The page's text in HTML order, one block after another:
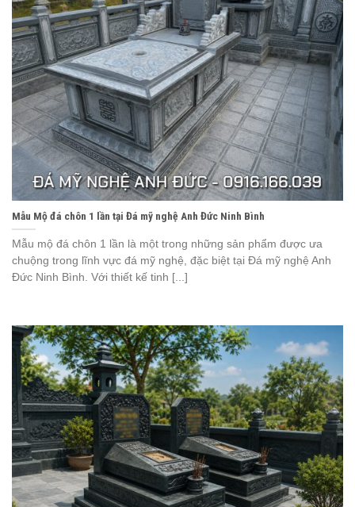
Mẫu Mộ đá chôn 1 lần tại Đá mỹ nghệ Anh Đức Ninh Bình
Mẫu mộ đá chôn 1 lần là một trong những sản phẩm được ưa
chuộng trong lĩnh vực đá mỹ nghệ, đặc biệt tại Đá mỹ nghệ Anh
Đức Ninh Bình. Với thiết kế tinh [...]